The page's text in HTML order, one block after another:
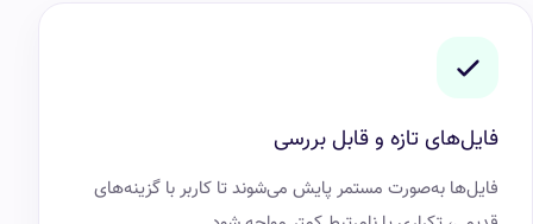
فایل‌های تازه و قابل بررسی
فایل‌ها به‌صورت مستمر پایش می‌شوند تا کاربر با گزینه‌های